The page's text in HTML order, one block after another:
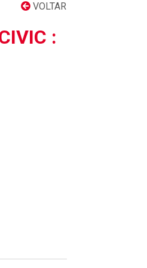
VOLTAR
: